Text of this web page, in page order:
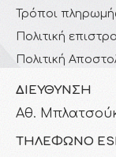
Τρόποι
Πολιτική
Πολιτική
ΔΙΕΎΘΥΝΣΗ
Αθ.
ΤΗΛΈΦΩΝΟ